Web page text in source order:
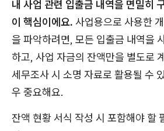
내 사업 관련 입출금 내역을 면밀히
이 핵심이에요. 사업용으로 사용한
을 파악하려면, 모든 입출금 내역을
하고, 사업 자금의 잔액만을 별도로
세무조사 시 소명 자료로 활용될 수
우 중요해요.
잔액 현황 서식 작성 시 포함해야 할